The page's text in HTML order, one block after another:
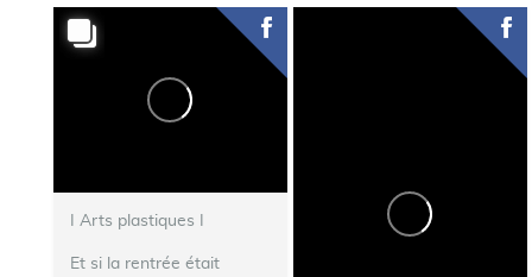
I Arts plastiques I
Et si la rentrée était